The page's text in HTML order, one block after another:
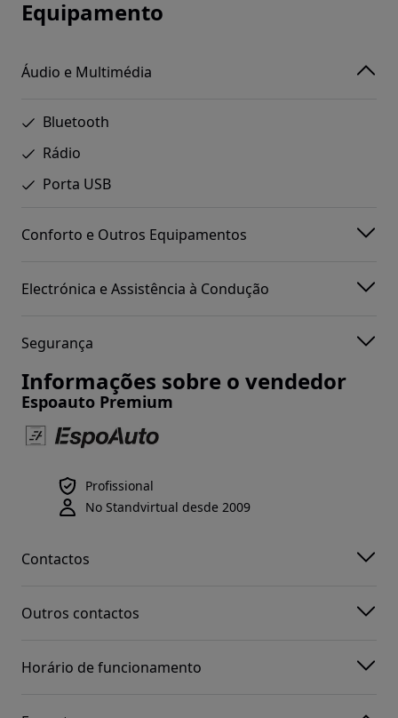
Equipamento
Áudio e Multimédia
Bluetooth
Rádio
Porta USB
Conforto e Outros Equipamentos
Electrónica e Assistência à Condução
Segurança
Informações sobre o vendedor
Espoauto Premium
Profissional
No Standvirtual desde 2009
Contactos
Outros contactos
Horário de funcionamento